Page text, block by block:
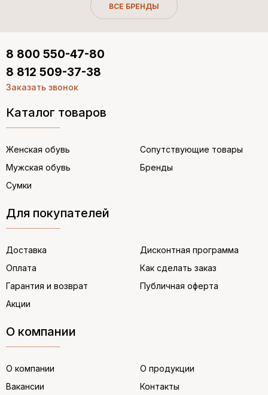
ВСЕ БРЕНДЫ
Каталог товаров
Женская обувь
Мужская обувь
Сумки
Сопутствующие товары
Бренды
Для покупателей
Доставка
Оплата
Гарантия и возврат
Акции
Дисконтная программа
Как сделать заказ
Публичная оферта
О компании
О компании
Вакансии
О продукции
Контакты
8 800 550-47-80
8 812 509-37-38
Заказать звонок